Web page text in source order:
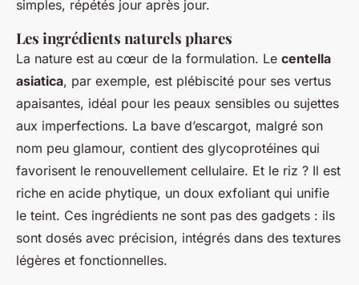
simples, répétés jour après jour.
Les ingrédients naturels phares
La nature est au cœur de la formulation. Le centella
asiatica, par exemple, est plébiscité pour ses vertus
apaisantes, idéal pour les peaux sensibles ou sujettes
aux imperfections. La bave d’escargot, malgré son
nom peu glamour, contient des glycoprotéines qui
favorisent le renouvellement cellulaire. Et le riz ? Il est
riche en acide phytique, un doux exfoliant qui unifie
le teint. Ces ingrédients ne sont pas des gadgets : ils
sont dosés avec précision, intégrés dans des textures
légères et fonctionnelles.